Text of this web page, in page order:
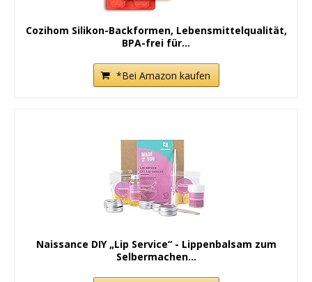
Cozihom Silikon-Backformen, Lebensmittelqualität,
BPA-frei für...
*Bei Amazon kaufen
Naissance DIY „Lip Service“ - Lippenbalsam zum
Selbermachen...